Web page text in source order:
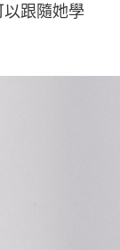
跟隨她學